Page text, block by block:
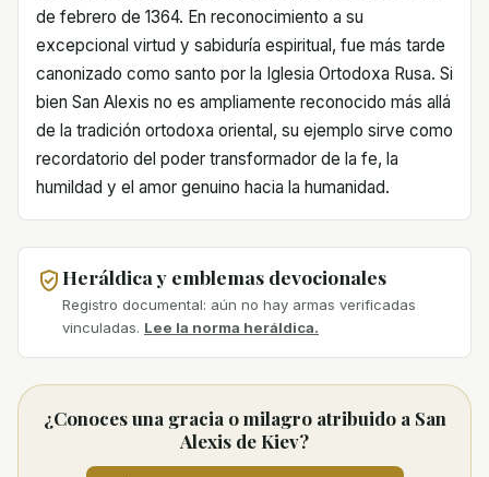
de febrero de 1364. En reconocimiento a su
excepcional virtud y sabiduría espiritual, fue más tarde
canonizado como santo por la Iglesia Ortodoxa Rusa. Si
bien San Alexis no es ampliamente reconocido más allá
de la tradición ortodoxa oriental, su ejemplo sirve como
recordatorio del poder transformador de la fe, la
humildad y el amor genuino hacia la humanidad.
Heráldica y emblemas devocionales
Registro documental: aún no hay armas verificadas
vinculadas. Lee la norma heráldica.
¿Conoces una gracia o milagro atribuido a San
Alexis de Kiev?